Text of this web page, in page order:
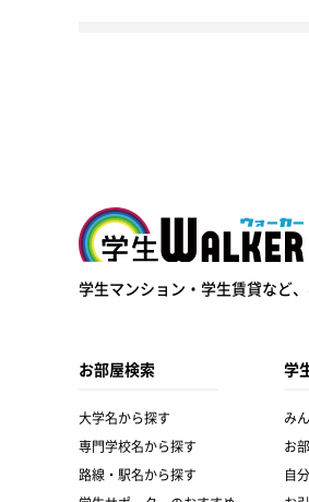
学生ウォーカー
学生マンション・学生賃貸など、
お部屋検索
大学名から探す
専門学校名から探す
路線・駅名から探す
学
み
お
自